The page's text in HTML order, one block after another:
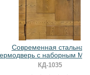
Хочу такую
Современная стальная
с наборным
шпоном и
замком
КД-1035